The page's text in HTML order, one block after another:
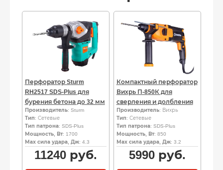
Перфоратор Sturm
RH2517 SDS-Plus для
бурения бетона до 32 мм
Производитель: Sturm
Тип: Сетевые
Тип патрона: SDS-Plus
Мощность, Вт: 1700
Мах сила удара, Дж: 4.3
11240руб.
Компактный перфоратор
Вихрь П-850К для
сверления и долбления
Производитель: Вихрь
Тип: Сетевые
Тип патрона: SDS-Plus
Мощность, Вт: 850
Мах сила удара, Дж: 3.2
5990руб.